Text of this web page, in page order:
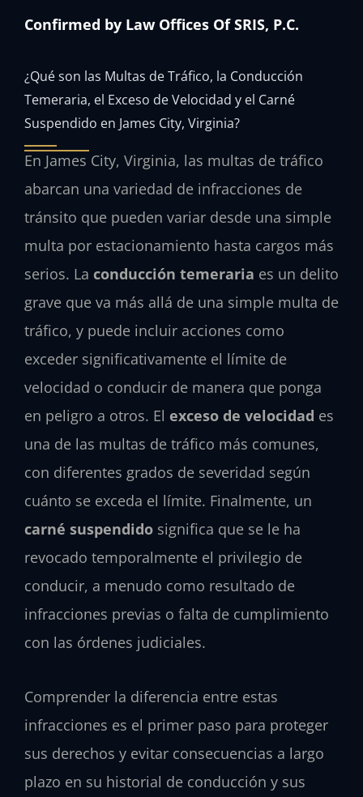
Confirmed by Law Offices Of SRIS, P.C.
¿Qué son las Multas de Tráfico, la Conducción
Temeraria, el Exceso de Velocidad y el Carné
Suspendido en James City, Virginia?
En James City, Virginia, las multas de tráfico
abarcan una variedad de infracciones de
tránsito que pueden variar desde una simple
multa por estacionamiento hasta cargos más
serios. La conducción temeraria es un delito
grave que va más allá de una simple multa de
tráfico, y puede incluir acciones como
exceder significativamente el límite de
velocidad o conducir de manera que ponga
en peligro a otros. El exceso de velocidad es
una de las multas de tráfico más comunes,
con diferentes grados de severidad según
cuánto se exceda el límite. Finalmente, un
carné suspendido significa que se le ha
revocado temporalmente el privilegio de
conducir, a menudo como resultado de
infracciones previas o falta de cumplimiento
con las órdenes judiciales.
Comprender la diferencia entre estas
infracciones es el primer paso para proteger
sus derechos y evitar consecuencias a largo
plazo en su historial de conducción y sus